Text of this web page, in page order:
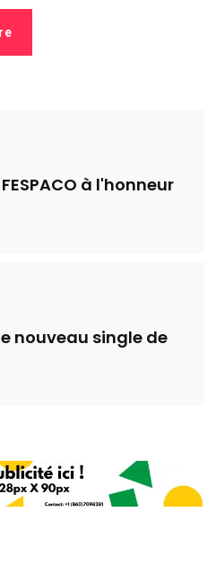
FESPACO à l'honneur
nouveau single de